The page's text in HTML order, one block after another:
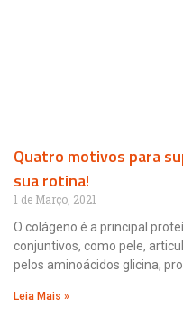
Quatro motivos para
sua rotina!
1 de Março, 2021
O colágeno é a principal
conjuntivos, como pele,
pelos aminoácidos glicina,
Leia Mais »